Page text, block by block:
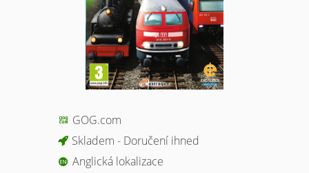
GOG.com
Skladem - Doručení ihned
Anglická lokalizace